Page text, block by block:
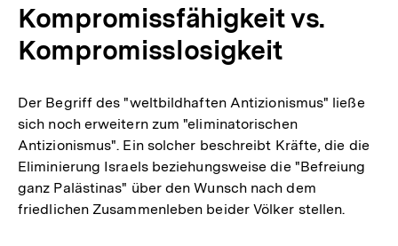
Kompromissfähigkeit vs.
Kompromisslosigkeit
Der Begriff des "weltbildhaften Antizionismus" ließe
sich noch erweitern zum "eliminatorischen
Antizionismus". Ein solcher beschreibt Kräfte, die die
Eliminierung Israels beziehungsweise die "Befreiung
ganz Palästinas" über den Wunsch nach dem
friedlichen Zusammenleben beider Völker stellen.